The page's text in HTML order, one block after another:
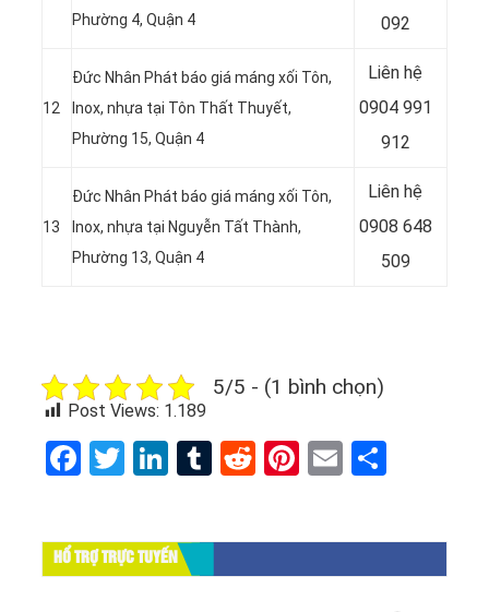
Phường 4, Quận 4
092
12
Đức Nhân Phát báo giá máng xối Tôn,
Inox, nhựa tại Tôn Thất Thuyết,
Phường 15, Quận 4
Liên hệ
0904 991
912
13
Đức Nhân Phát báo giá máng xối Tôn,
Inox, nhựa tại Nguyễn Tất Thành,
Phường 13, Quận 4
Liên hệ
0908 648
509
5/5 - (1 bình chọn)
Post Views: 1.189
Facebook
Twitter
LinkedIn
Tumblr
RedditPinterest
Email
HỔ TRỢ TRỰC TUYẾN